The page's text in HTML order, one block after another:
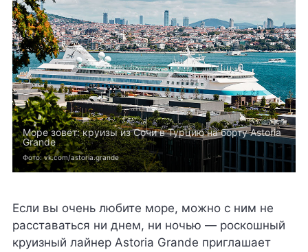
Море зовет: круизы из Сочи в Турцию на борту Astoria
Grande
Фото: vk.com/astoria.grande
Если вы очень любите море, можно с ним не
расставаться ни днем, ни ночью — роскошный
круизный лайнер Astoria Grande приглашает